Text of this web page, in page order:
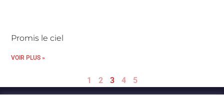
Promis le ciel
VOIR PLUS »
1 2 3 4 5